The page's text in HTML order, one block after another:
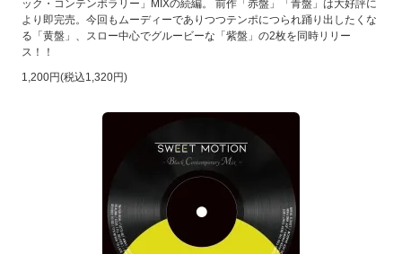
ック・コンテンポラリー」MIXの続編。 前作「赤盤」「青盤」は大好評に
より即完売。今回もムーディーでありつつテンポにつられ踊り出したくな
る「黄盤」、スロー中心でグルービーな「紫盤」の2枚を同時リリー
ス！！
1,200円(税込1,320円)